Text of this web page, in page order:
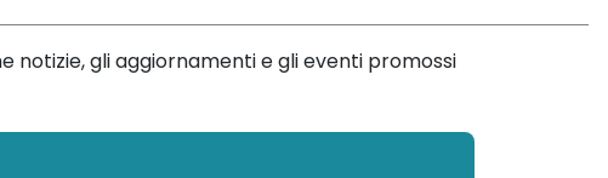
gli aggiornamenti e gli eventi promossi